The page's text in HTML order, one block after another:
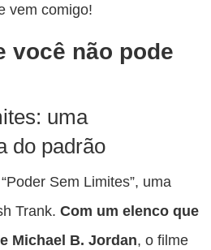
vem comigo!
você não pode
uma
do padrão
Sem Limites”, uma
Trank. Com um elenco que
Michael B. Jordan, o filme